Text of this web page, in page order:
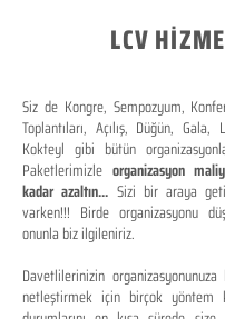
LCV
Siz de Kongre, Sempozyum,
Toplantıları, Açılış, Düğün,
Kokteyl gibi bütün
Paketlerimizle organizasyon
kadar azaltın... Sizi bir araya
varken!!! Birde organizasyonu
onunla biz ilgileniriz.
Davetlilerinizin organizasyonunuza
netleştirmek için birçok yöntem